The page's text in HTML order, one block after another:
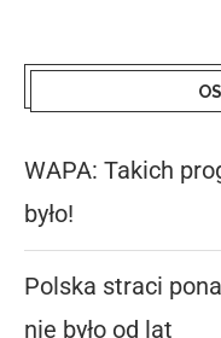
WAPA: Takich
było!
Polska straci
nie było od lat